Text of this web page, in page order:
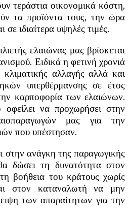
τεράστια οικονομικά κόστη,
τα προϊόντα τους, την ώρα
ιδιαίτερα υψηλές τιμές.
ελαιώνας μας βρίσκεται
Ειδικά η φετινή χρονιά
αλλαγής αλλά και
υπερθέρμανσης σε έτος
καρποφορία των ελαιώνων.
να προχωρήσει στην
μας για την
που υπέστησαν.
ανάγκη της παραγωγικής
δώσει τη δυνατότητα στον
βοήθεια του κράτους χωρίς
στον καταναλωτή να μην
των απαραίτητων για την